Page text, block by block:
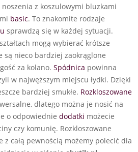
z koszulowymi bluzkami
basic. To znakomite rodzaje
sprawdzą się w każdej sytuacji.
mogą wybierać krótsze
są nieco bardziej zaokrąglone
za kolano. Spódnica powinna
w najwęższym miejscu łydki. Dzięki
bardziej smukłe. Rozkloszowane
dlatego można je nosić na
o odpowiednie dodatki możecie
czy komunię. Rozkloszowane
całą pewnością możemy polecić dla